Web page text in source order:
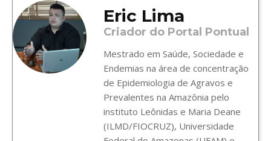
Eric Lima
Criador do Portal Pontual
Mestrado em Saúde, Sociedade e
Endemias na área de concentração
de Epidemiologia de Agravos e
Prevalentes na Amazônia pelo
instituto Leônidas e Maria Deane
(ILMD/FIOCRUZ), Universidade